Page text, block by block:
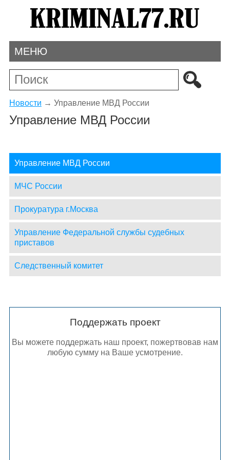
МЕНЮ
Новости → Управление МВД России
Управление МВД России
Управление МВД России
МЧС России
Прокуратура г.Москва
Управление Федеральной службы судебных
приставов
Следственный комитет
Поддержать проект
Вы можете поддержать наш проект, пожертвовав нам
любую сумму на Ваше усмотрение.